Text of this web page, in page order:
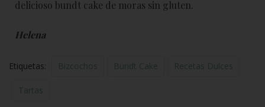
delicioso bundt cake de moras sin gluten.
Helena
Etiquetas: Bizcochos Bundt Cake Recetas Dulces
Tartas